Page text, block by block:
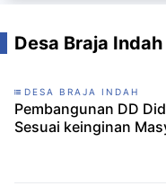
Desa Braja Indah
DESA BRAJA INDAH
Pembangunan DD
Sesuai keinginan